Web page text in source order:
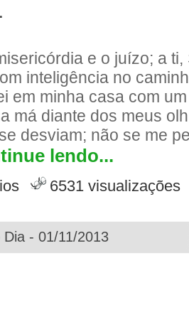
e o juízo; a
inteligência no
em minha casa com
má diante dos meus
desviam; não se me
lendo...
6531 visualizações
Dia - 01/11/2013